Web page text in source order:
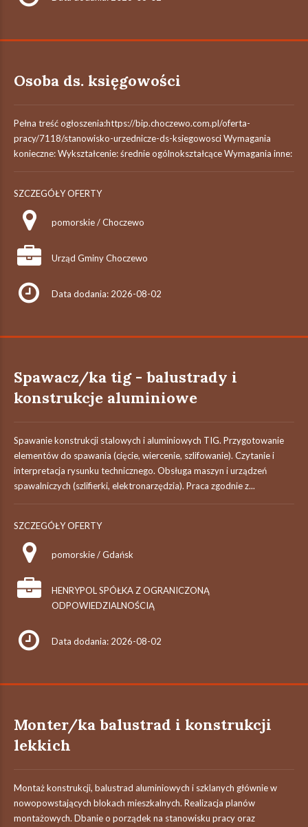
Osoba ds. księgowości
Pełna treść ogłoszenia:https://bip.choczewo.com.pl/oferta-
pracy/7118/stanowisko-urzednicze-ds-ksiegowosci Wymagania
konieczne: Wykształcenie: średnie ogólnokształcące Wymagania inne:
SZCZEGÓŁY OFERTY
pomorskie / Choczewo
Urząd Gminy Choczewo
Data dodania: 2026-08-02
Spawacz/ka tig - balustrady i
konstrukcje aluminiowe
Spawanie konstrukcji stalowych i aluminiowych TIG. Przygotowanie
elementów do spawania (cięcie, wiercenie, szlifowanie). Czytanie i
interpretacja rysunku technicznego. Obsługa maszyn i urządzeń
spawalniczych (szlifierki, elektronarzędzia). Praca zgodnie z...
SZCZEGÓŁY OFERTY
pomorskie / Gdańsk
HENRYPOL SPÓŁKA Z OGRANICZONĄ
ODPOWIEDZIALNOŚCIĄ
Data dodania: 2026-08-02
Monter/ka balustrad i konstrukcji
lekkich
Montaż konstrukcji, balustrad aluminiowych i szklanych głównie w
nowopowstających blokach mieszkalnych. Realizacja planów
montażowych. Dbanie o porządek na stanowisku pracy oraz